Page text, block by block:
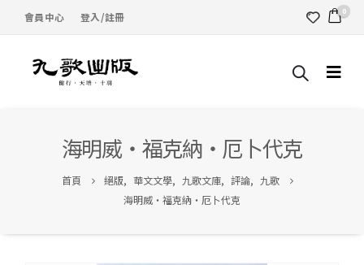
會員中心 登入/註冊 0
海明威‧福克納‧厄卜代克
首頁 絕版, 華文文學, 九歌文庫, 評論, 九歌
海明威‧福克納‧厄卜代克